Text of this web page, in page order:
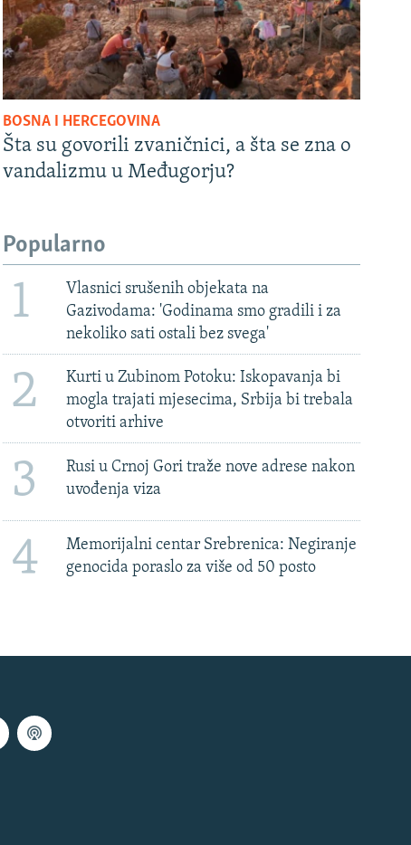
BOSNA I HERCEGOVINA
Šta su govorili zvaničnici, a šta se zna o
vandalizmu u Međugorju?
Popularno
1
Vlasnici srušenih objekata na
Gazivodama: 'Godinama smo gradili i za
nekoliko sati ostali bez svega'
2
Kurti u Zubinom Potoku: Iskopavanja bi
mogla trajati mjesecima, Srbija bi trebala
otvoriti arhive
3
Rusi u Crnoj Gori traže nove adrese nakon
uvođenja viza
4
Memorijalni centar Srebrenica: Negiranje
genocida poraslo za više od 50 posto